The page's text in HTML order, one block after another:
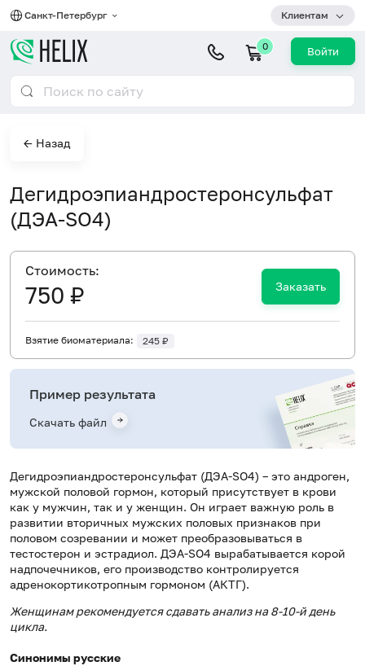
Санкт-Петербург Клиентам
0 Войти
← Назад
Дегидроэпиандростеронсульфат
(ДЭА-SO4)
Дегидроэпиандростеронсульфат (ДЭА-SO4) – это андроген,
мужской половой гормон, который присутствует в крови
как у мужчин, так и у женщин. Он играет важную роль в
развитии вторичных мужских половых признаков при
половом созревании и может преобразовываться в
тестостерон и эстрадиол. ДЭА-SO4 вырабатывается корой
надпочечников, его производство контролируется
адренокортикотропным гормоном (АКТГ).
Женщинам рекомендуется сдавать анализ на 8-10-й день
цикла.
Синонимы русские
Cтоимость:
750 ₽ Заказать
Взятие биоматериала: 245 ₽
Пример результата
Скачать файл